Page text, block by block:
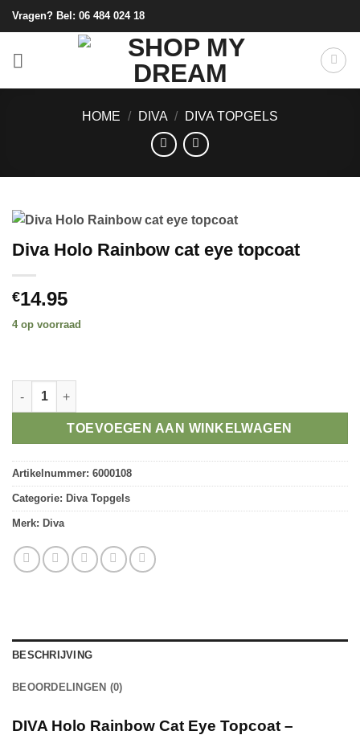
Ga
naar
Vragen? Bel: 06 484 024 18
HOME / DIVA / DIVA TOPGELS
Diva Holo Rainbow cat eye topcoat
€14.95
4 op voorraad
Diva Holo Rainbow cat eye topcoat aantal
TOEVOEGEN AAN WINKELWAGEN
Artikelnummer: 6000108
Categorie: Diva Topgels
Merk: Diva
BESCHRIJVING
BEOORDELINGEN (0)
DIVA Holo Rainbow Cat Eye Topcoat –